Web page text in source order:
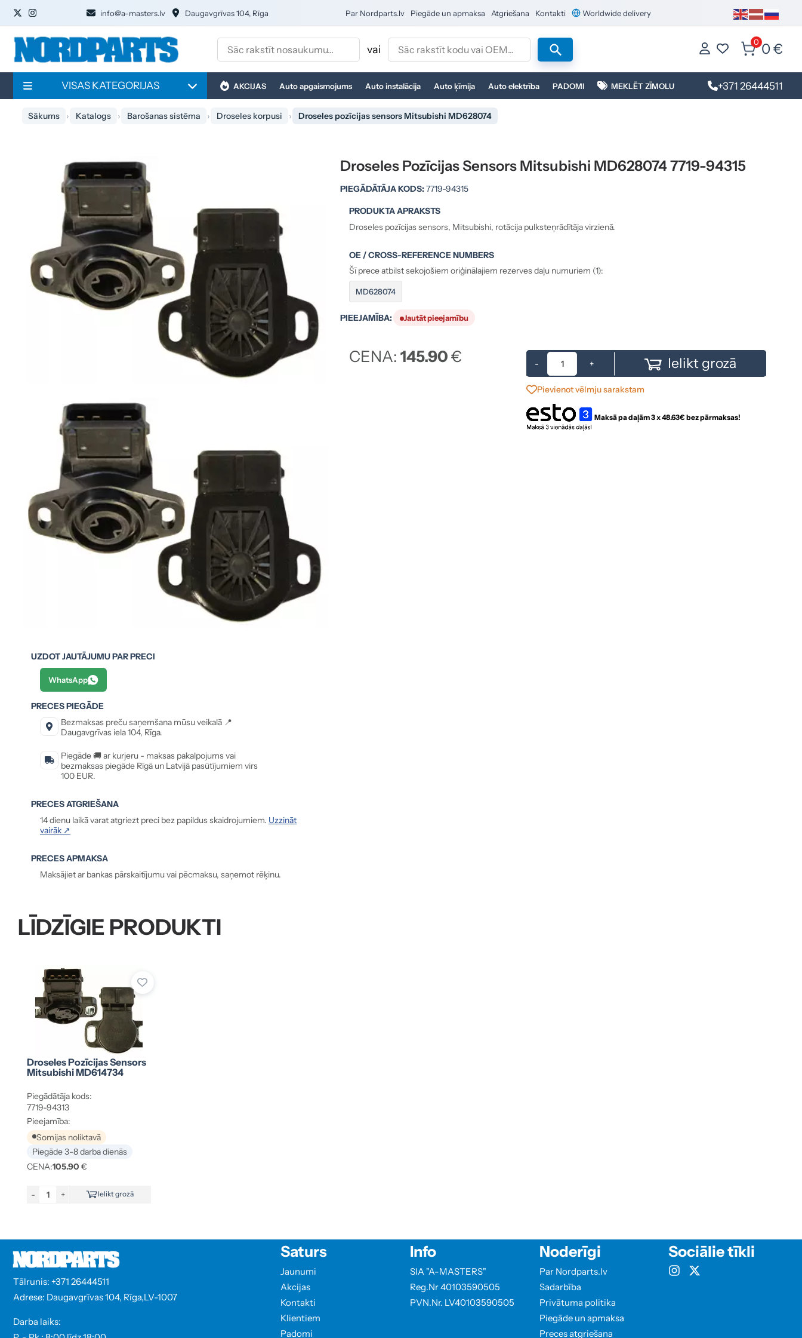
info@a-masters.lv Daugavgrīvas 104, Rīga Par Nordparts.lv Piegāde un apmaksa Atgriešana Kontakti Worldwide delivery
vai
0 0 €
VISAS KATEGORIJAS AKCIJAS Auto apgaismojums Auto instalācija Auto ķīmija Auto elektrība PADOMI MEKLĒT ZĪMOLU +371 26444511
Sākums Katalogs Barošanas sistēma Droseles korpusi Droseles pozīcijas sensors Mitsubishi MD628074
UZDOT JAUTĀJUMU PAR PRECI
WhatsApp
PRECES PIEGĀDE
Bezmaksas preču saņemšana mūsu veikalā 📍
Daugavgrīvas iela 104, Rīga.
Piegāde 🚚 ar kurjeru - maksas pakalpojums vai
bezmaksas piegāde Rīgā un Latvijā pasūtījumiem virs
100 EUR.
PRECES ATGRIEŠANA
14 dienu laikā varat atgriezt preci bez papildus skaidrojumiem. Uzzināt
vairāk ↗
PRECES APMAKSA
Maksājiet ar bankas pārskaitījumu vai pēcmaksu, saņemot rēķinu.
Droseles Pozīcijas Sensors Mitsubishi MD628074 7719-94315
PIEGĀDĀTĀJA KODS:7719-94315
PRODUKTA APRAKSTS
Droseles pozīcijas sensors, Mitsubishi, rotācija pulksteņrādītāja virzienā.
OE / CROSS-REFERENCE NUMBERS
Šī prece atbilst sekojošiem oriģinālajiem rezerves daļu numuriem (1):
MD628074
PIEEJAMĪBA: Jautāt pieejamību
CENA:145.90€ - + Ielikt grozā
Pievienot vēlmju sarakstam
Maksā pa daļām 3 x48.63€ bez pārmaksas!
LĪDZĪGIE PRODUKTI
Droseles Pozīcijas Sensors
Mitsubishi MD614734
Piegādātāja kods:
7719-94313
Pieejamība:
Somijas noliktavā
Piegāde 3-8 darba dienās
CENA:105.90 €
- + Ielikt grozā
Tālrunis: +371 26444511
Adrese: Daugavgrīvas 104, Rīga,LV-1007
Darba laiks:
Saturs
Jaunumi
Akcijas
Kontakti
Klientiem
Padomi
Info
SIA "A-MASTERS"
Reg.Nr 40103590505
PVN.Nr. LV40103590505
Noderīgi
Par Nordparts.lv
Sadarbība
Privātuma politika
Piegāde un apmaksa
Preces atgriešana
Sociālie tīkli